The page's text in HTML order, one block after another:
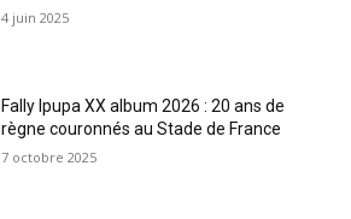
4 juin 2025
Fally Ipupa XX album 2026 : 20 ans de
règne couronnés au Stade de France
7 octobre 2025